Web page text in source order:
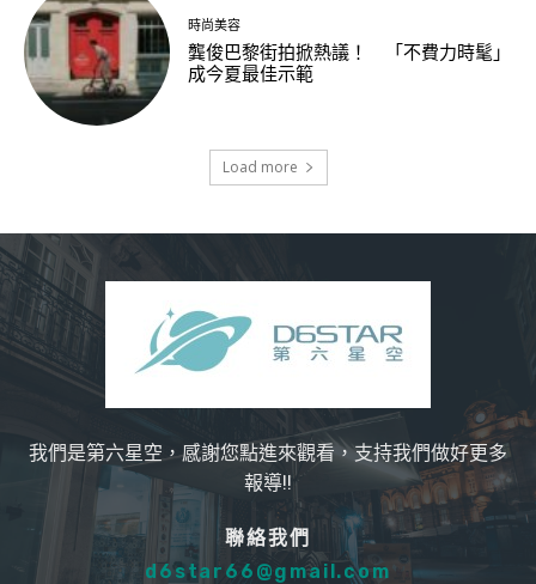
時尚美容
龔俊巴黎街拍掀熱議！ 「不費力時髦」
成今夏最佳示範
Load more
我們是第六星空，感謝您點進來觀看，支持我們做好更多
報導!!
聯絡我們
d6star66@gmail.com